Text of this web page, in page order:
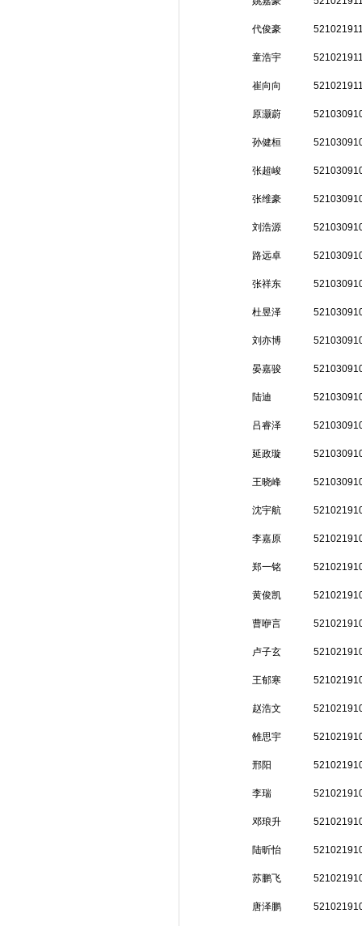
代俊豪
童浩宇
崔向向
原灏蔚
孙健桓
张超峻
张维豪
刘浩源
路远卓
张祥东
杜昱泽
刘亦博
晏嘉骏
陆迪
吕睿泽
延政璇
王晓峰
沈宇航
李嘉原
郑一铭
黄俊凯
曹咿言
卢子玄
王郁寒
赵浩文
雒思宇
邢阳
李瑞
邓琅升
陆昕怡
苏鹏飞
唐泽鹏